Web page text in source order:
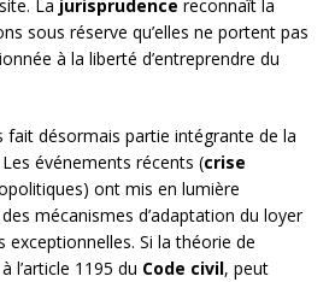
La jurisprudence reconnaît la
sous réserve qu’elles ne portent pas
à la liberté d’entreprendre du
fait désormais partie intégrante de la
événements récents (crise
ont mis en lumière
mécanismes d’adaptation du loyer
exceptionnelles. Si la théorie de
l’article 1195 du Code civil, peut